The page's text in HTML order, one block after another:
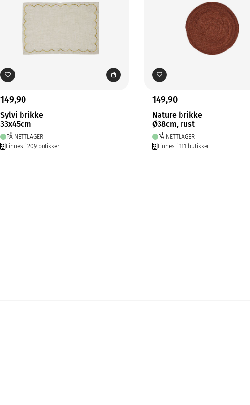
149,90
Sylvi brikke
33x45cm
PÅ NETTLAGER
Finnes i 209 butikker
149,90
Nature brikke
Ø38cm, rust
PÅ NETTLAGER
Finnes i 111 butikker